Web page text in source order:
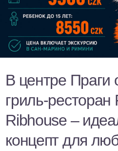
В центре Праги
гриль-ресторан
Ribhouse –
концепт для